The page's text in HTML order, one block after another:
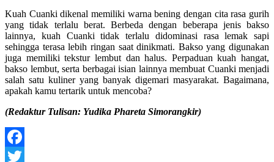
Kuah Cuanki dikenal memiliki warna bening dengan cita rasa gurih
yang tidak terlalu berat. Berbeda dengan beberapa jenis bakso
lainnya, kuah Cuanki tidak terlalu didominasi rasa lemak sapi
sehingga terasa lebih ringan saat dinikmati. Bakso yang digunakan
juga memiliki tekstur lembut dan halus. Perpaduan kuah hangat,
bakso lembut, serta berbagai isian lainnya membuat Cuanki menjadi
salah satu kuliner yang banyak digemari masyarakat. Bagaimana,
apakah kamu tertarik untuk mencoba?
(Redaktur Tulisan: Yudika Phareta Simorangkir)
Facebook